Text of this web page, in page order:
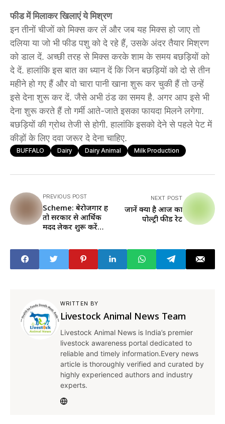
फीड में मिलाकर खिलाएं ये मिश्रण
इन तीनों चीजों को मिक्स कर लें और जब यह मिक्स हो जाए तो
दलिया या जो भी फीड पशु को दे रहे हैं, उसके अंदर ​तैयार मिश्रण
को डाल दें. अच्छी तरह से मिक्स करके शाम के समय बछड़ियों को
दे दें. हालांकि इस बात का ध्यान दें कि जिन बछड़ियों को दो से तीन
महीने हो गए हैं और वो चारा पानी खाना शुरू कर चुकी हैं तो उन्हें
इसे देना शुरू कर दें. जैसे अभी ठंड का समय है. अगर आप इसे भी
देना शुरू करते हैं तो गर्मी आते-जाते इसका फायदा मिलने लगेगा.
बछड़ियों की ग्रोथ तेजी से होगी. हालांकि इसको देने से पहले पेट में
कीड़ों के लिए दवा जरूर दे देना चाहिए.
BUFFALO Dairy Dairy Animal Milk Production
PREVIOUS POST
Scheme: बेरोजगार हैं
तो सरकार से आर्थिक
मदद लेकर शुरू करें
NEXT POST
जानें क्या है आज का
पोल्ट्री फीड रेट
WRITTEN BY
Livestock Animal News Team
Livestock Animal News is India’s premier
livestock awareness portal dedicated to
reliable and timely information.Every news
article is thoroughly verified and curated by
highly experienced authors and industry
experts.